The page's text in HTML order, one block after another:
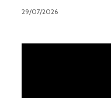
29/07/2026